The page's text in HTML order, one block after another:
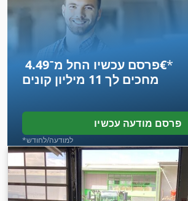
פרסם עכשיו החל מ־‏4.49 ‏€*
מחכים לך 11 מיליון קונים
פרסם מודעה עכשיו
*למודעה/לחודש